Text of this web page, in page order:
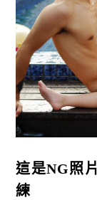
這是NG照
練